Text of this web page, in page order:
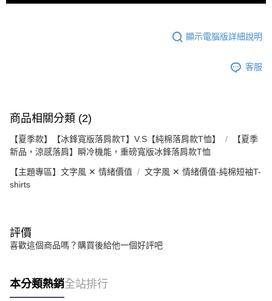
顯示電腦版詳細說明
客服
商品相關分類 (2)
【夏季款】【冰鋒寬版落肩款T】V.S【純棉落肩款T恤】
【夏季
新品，涼感落肩】瞬冷機能，重磅寬版冰鋒落肩款T恤
【主題專區】文字風 ✕ 情緒價值
文字風 ✕ 情緒價值-純棉短袖T-
shirts
評價
喜歡這個商品嗎？購買後給他一個好評吧
本分類熱銷全站排行